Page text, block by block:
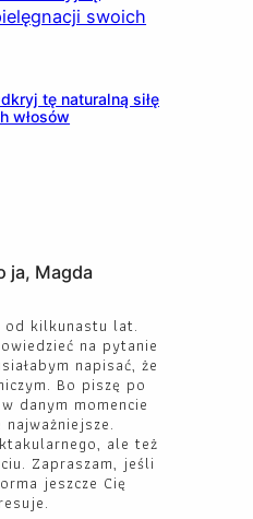
tę naturalną siłę
włosów
ja, Magda
od kilkunastu lat.
na pytanie
napisać, że
Bo piszę po
danym momencie
ale też
Zapraszam, jeśli
jeszcze Cię